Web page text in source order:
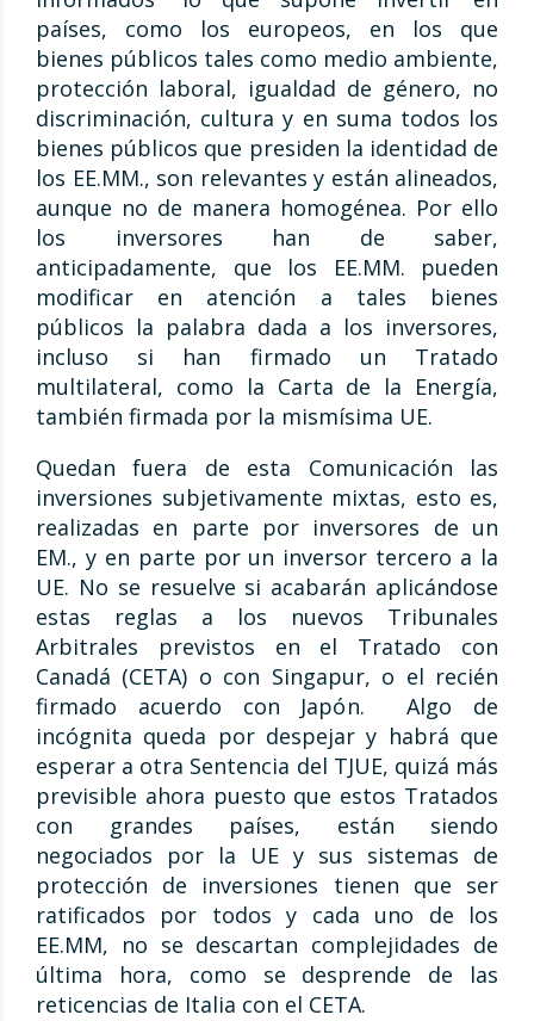
países, como los europeos, en los que
bienes públicos tales como medio ambiente,
protección laboral, igualdad de género, no
discriminación, cultura y en suma todos los
bienes públicos que presiden la identidad de
los EE.MM., son relevantes y están alineados,
aunque no de manera homogénea. Por ello
los inversores han de saber,
anticipadamente, que los EE.MM. pueden
modificar en atención a tales bienes
públicos la palabra dada a los inversores,
incluso si han firmado un Tratado
multilateral, como la Carta de la Energía,
también firmada por la mismísima UE.
Quedan fuera de esta Comunicación las
inversiones subjetivamente mixtas, esto es,
realizadas en parte por inversores de un
EM., y en parte por un inversor tercero a la
UE. No se resuelve si acabarán aplicándose
estas reglas a los nuevos Tribunales
Arbitrales previstos en el Tratado con
Canadá (CETA) o con Singapur, o el recién
firmado acuerdo con Japón. Algo de
incógnita queda por despejar y habrá que
esperar a otra Sentencia del TJUE, quizá más
previsible ahora puesto que estos Tratados
con grandes países, están siendo
negociados por la UE y sus sistemas de
protección de inversiones tienen que ser
ratificados por todos y cada uno de los
EE.MM, no se descartan complejidades de
última hora, como se desprende de las
reticencias de Italia con el CETA.